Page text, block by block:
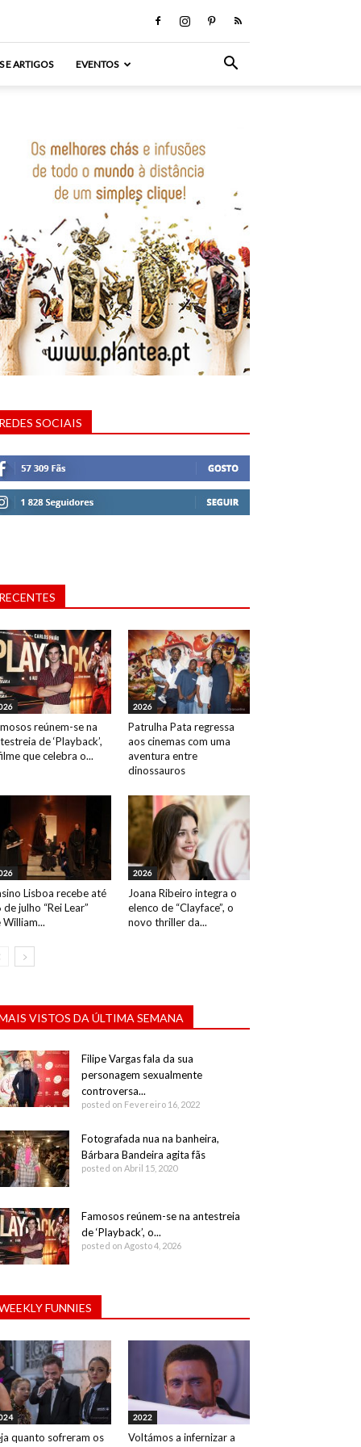
E ARTIGOS EVENTOS
SOCIAIS
reúnem-se na
de ‘Playback’,
que celebra o...
2026
Patrulha Pata regressa
aos cinemas com uma
aventura entre
dinossauros
Lisboa recebe até
de julho “Rei Lear”
William...
2026
Joana Ribeiro integra o
elenco de “Clayface”, o
novo thriller da...
VISTOS DA ÚLTIMA SEMANA
Filipe Vargas fala da sua
personagem sexualmente
controversa...
posted on Fevereiro 16, 2022
Fotografada nua na banheira,
Bárbara Bandeira agita fãs
posted on Abril 15, 2020
Famosos reúnem-se na antestreia
de ‘Playback’, o...
posted on Agosto 4, 2026
FUNNIES
quanto sofreram os
2022
Voltámos a infernizar a